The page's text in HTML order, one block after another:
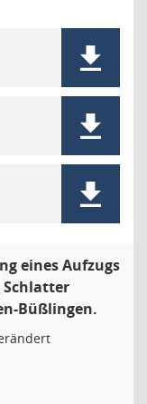
eines Aufzugs
Schlatter
Büßlingen.